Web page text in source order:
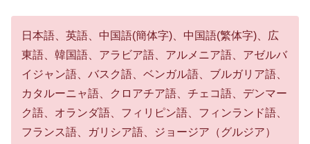
日本語、英語、中国語(簡体字)、中国語(繁体字)、広
東語、韓国語、アラビア語、アルメニア語、アゼルバ
イジャン語、バスク語、ベンガル語、ブルガリア語、
カタルーニャ語、クロアチア語、チェコ語、デンマー
ク語、オランダ語、フィリピン語、フィンランド語、
フランス語、ガリシア語、ジョージア（グルジア）